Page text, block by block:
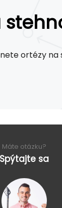
ortézy na
Máte otázku?
Spýtajte sa